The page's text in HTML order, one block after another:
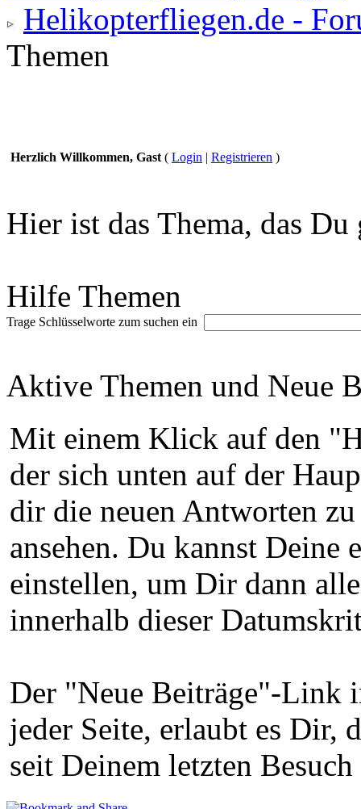
Helikopterfliegen.de -
Themen
Herzlich Willkommen, Gast ( Login | Registrieren )
Hier ist das Thema, das Du
Hilfe Themen
Trage Schlüsselworte zum suchen ein
Aktive Themen und Neue
Mit einem Klick auf den
der sich unten auf der
dir die neuen Antworten
ansehen. Du kannst Deine
einstellen, um Dir dann
innerhalb dieser
Der "Neue Beiträge"-Link
jeder Seite, erlaubt es Dir,
seit Deinem letzten